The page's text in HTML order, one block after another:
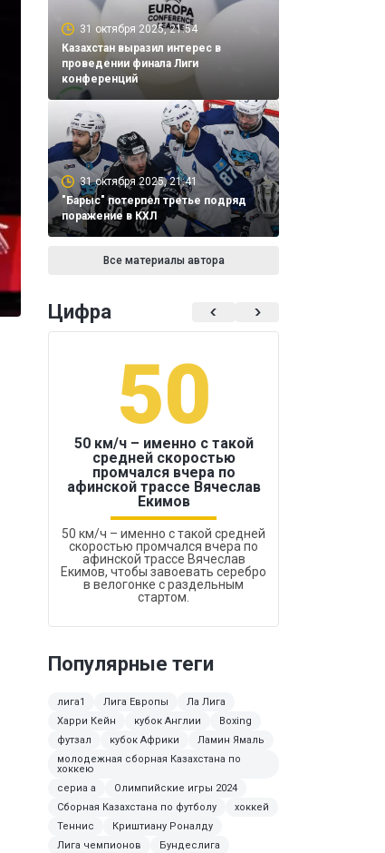
31 октября 2025, 21:54
Казахстан выразил интерес в
проведении финала Лиги
конференций
31 октября 2025, 21:41
"Барыс" потерпел третье подряд
поражение в КХЛ
Все материалы автора
Цифра
50
50 км/ч – именно с такой
средней скоростью
промчался вчера по
афинской трассе Вячеслав
Екимов
50 км/ч – именно с такой средней
скоростью промчался вчера по
афинской трассе Вячеслав
Екимов, чтобы завоевать серебро
в велогонке с раздельным
стартом.
Популярные теги
лига1 Лига Европы
Ла Лига
Харри Кейн
кубок Англии
Boxing
футзал
кубок Африки
Ламин Ямаль
молодежная сборная Казахстана по
хоккею
сериа а
Олимпийские игры 2024
Сборная Казахстана по футболу
хоккей
Теннис
Криштиану Роналду
Лига чемпионов
Бундеслига